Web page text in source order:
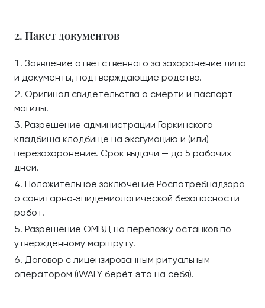
2. Пакет документов
Заявление ответственного за захоронение лица
и документы, подтверждающие родство.
Оригинал свидетельства о смерти и паспорт
могилы.
Разрешение администрации Горкинского
кладбища клодбище на эксгумацию и (или)
перезахоронение. Срок выдачи — до 5 рабочих
дней.
Положительное заключение Роспотребнадзора
о санитарно‑эпидемиологической безопасности
работ.
Разрешение ОМВД на перевозку останков по
утверждённому маршруту.
Договор с лицензированным ритуальным
оператором (iWALY берёт это на себя).